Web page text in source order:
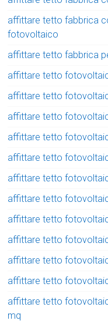
affittare tetto fabbrica
fotovoltaico
affittare tetto fabbrica
affittare tetto
affittare tetto
affittare tetto
affittare tetto
affittare tetto
affittare tetto
affittare tetto
affittare tetto
affittare tetto
affittare tetto
affittare tetto
affittare tetto
mq